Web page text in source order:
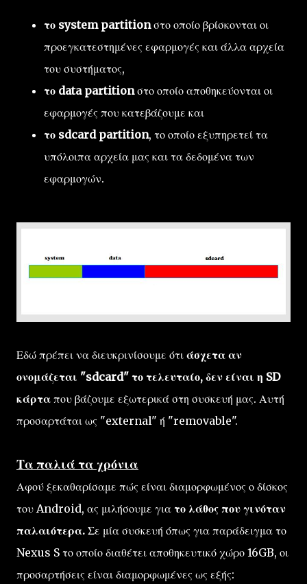
το system partitionστο οποίο βρίσκονται οι
προεγκατεστημένες εφαρμογές και άλλα αρχεία
του συστήματος,
το data partitionστο οποίο αποθηκεύονται οι
εφαρμογές που κατεβάζουμε και
το sdcard partition, το οποίο εξυπηρετεί τα
υπόλοιπα αρχεία μας και τα δεδομένα των
εφαρμογών.
Εδώ πρέπει να διευκρινίσουμε ότι άσχετα αν
ονομάζεται "sdcard" το τελευταίο, δεν είναι η SD
κάρτα που βάζουμε εξωτερικά στη συσκευή μας. Αυτή
προσαρτάται ως "external" ή "removable".
Τα παλιά τα χρόνια
Αφού ξεκαθαρίσαμε πώς είναι διαμορφωμένος ο δίσκος
του Android, ας μιλήσουμε για το λάθος που γινόταν
παλαιότερα. Σε μία συσκευή όπως για παράδειγμα το
Nexus S το οποίο διαθέτει αποθηκευτικό χώρο 16GB, οι
προσαρτήσεις είναι διαμορφωμένες ως εξής: